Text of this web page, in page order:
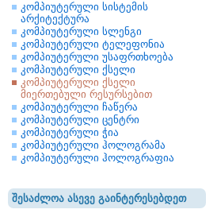
კომპიუტერული სისტემის
არქიტექტურა
კომპიუტერული სლენგი
კომპიუტერული ტელეფონია
კომპიუტერული უსაფრთხოება
კომპიუტერული ქსელი
კომპიუტერული ქსელი
მიერთებული რესურსებით
კომპიუტერული ჩაწერა
კომპიუტერული ცენტრი
კომპიუტერული ჭია
კომპიუტერული ჰოლოგრამა
კომპიუტერული ჰოლოგრაფია
შესაძლოა ასევე გაინტერესებდეთ